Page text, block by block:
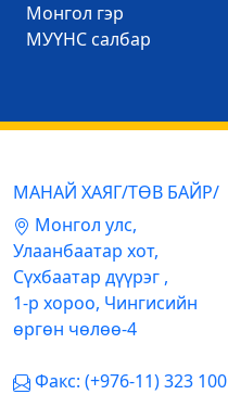
Mонгол гэр
МУҮНС салбар
МАНАЙ ХАЯГ/ТӨВ БАЙР/
Mонгол улс,
Улаанбаатар хот,
Сүхбаатар дүүрэг ,
1-р хороо, Чингисийн
өргөн чөлөө-4
Факс: (+976-11) 323 100